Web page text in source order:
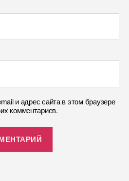
и адрес сайта в этом браузере
комментариев.